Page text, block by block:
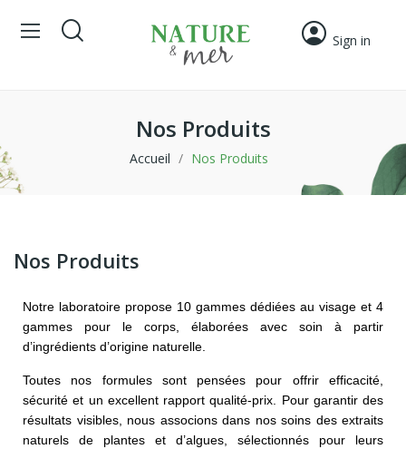
Sign in
Nos Produits
Accueil Nos Produits
Nos Produits
Notre laboratoire propose 10 gammes dédiées au visage et 4
gammes pour le corps, élaborées avec soin à partir
d’ingrédients d’origine naturelle.
Toutes nos formules sont pensées pour offrir efficacité,
sécurité et un excellent rapport qualité-prix. Pour garantir des
résultats visibles, nous associons dans nos soins des extraits
naturels de plantes et d’algues, sélectionnés pour leurs